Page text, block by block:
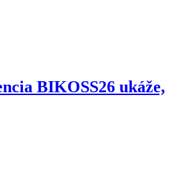
BIKOSS26 ukáže,